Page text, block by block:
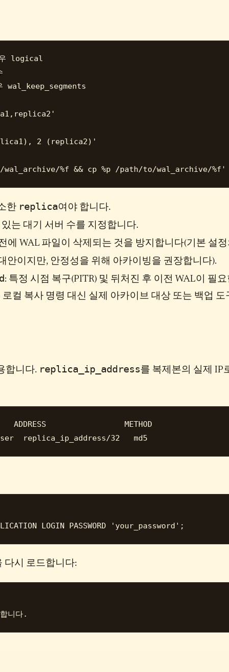
logical
wal_keep_segments
2 (replica2)'
한 replica여야 합니다.
는 대기 서버 수를 지정합니다.
에 WAL 파일이 삭제되는 것을 방지합니다(기본 설정
안이지만, 안정성을 위해 아카이빙을 권장합니다).
: 특정 시점 복구(PITR) 및 뒤처진 후 이전 WAL이 필요
컬 복사 명령 대신 실제 아카이브 대상 또는 백업 도
합니다. replica_ip_address를 복제본의 실제 IP
ADDRESS                 METHOD
다시 로드합니다: